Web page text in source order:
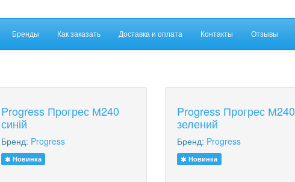
Бренды Как заказать Доставка и оплата Контакты Отзывы
Progress Прогрес М240
синій
Бренд: Progress
Новинка
Progress Прогрес М240
зелений
Бренд: Progress
Новинка